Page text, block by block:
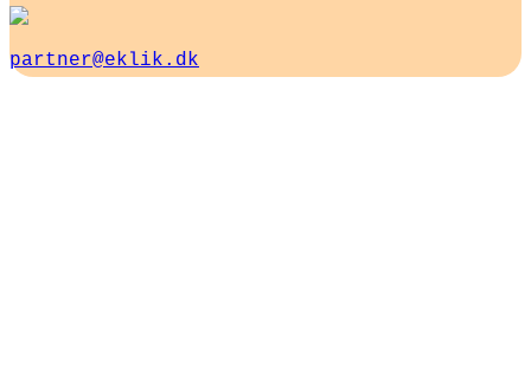
partner@eklik.dk